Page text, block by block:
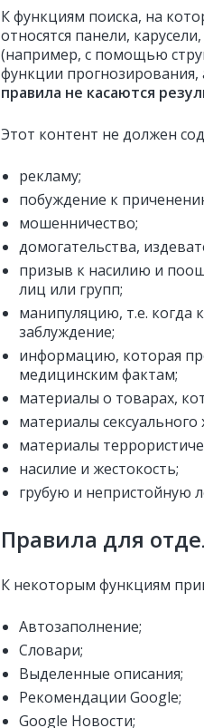
К функциям поиска, на
относятся панели,
(например, с помощью
функции
правила не касаются
Этот контент не должен
рекламу;
побуждение к
мошенничество;
домогательства,
призыв к насилию и
лиц или групп;
манипуляцию, т.е. когда
заблуждение;
информацию, которая
медицинским фактам;
материалы о товарах,
материалы сексуального
материалы
насилие и жестокость;
грубую и непристойную
Правила для
К некоторым функциям
Автозаполнение;
Словари;
Выделенные описания;
Рекомендации Google;
Google Новости;